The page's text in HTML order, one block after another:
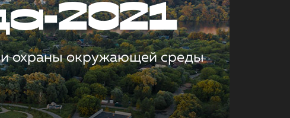
2021
и охраны окружающей среды